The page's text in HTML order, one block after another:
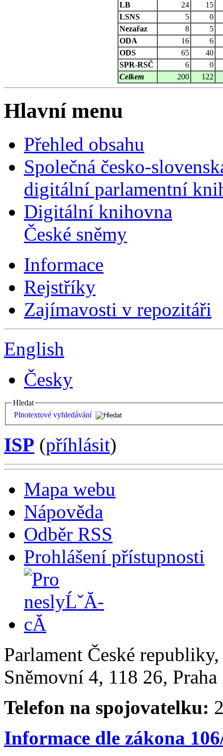
LB
24
15
LSNS
5
0
Nezařaz
8
5
ODA
16
6
ODS
65
40
SPR-RSČ
6
0
Celkem
200 122
Hlavní menu
Přehled obsahu
Společná česko-
digitální parlamentní
Digitální knihovna
České sněmy
Informace
Rejstříky
Zajímavosti v repozitáři
English
Česky
Hledat
Plnotextové vyhledávání
ISP (příhlásit)
Mapa webu
Nápověda
Odběr RSS
Prohlášení přístupnosti
Parlament České
Sněmovní 4, 118 26,
Telefon na spojovatelku:
Informace dle zákona